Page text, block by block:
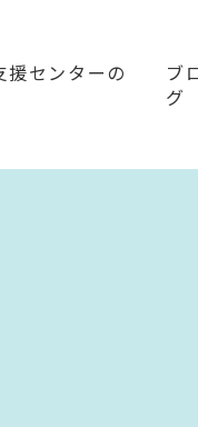
援センターの
ブ
グ